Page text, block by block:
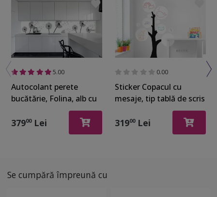
5.00
Autocolant perete
bucătărie, Folina, alb cu
păpădii, rolă de 80x400
cm, cu racletă şi cutter
37900Lei
0.00
Sticker Copacul cu
mesaje, tip tablă de scris
whiteboard, 185 cm
înălţime, cu set markere
31900Lei
Se cumpără împreună cu